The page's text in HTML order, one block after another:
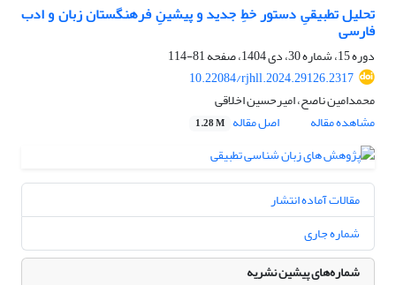
تحلیل تطبیقیِ دستور خطِ جدید و پیشینِ فرهنگستان زبان و ادب
فارسی
دوره 15، شماره 30، دی 1404، صفحه
81-114
10.22084/rjhll.2024.29126.2317
محمدامین ناصح، امیرحسین اخلاقی
مشاهده مقاله
اصل مقاله 1.28 M
مقالات آماده انتشار
شماره جاری
شماره‌های پیشین نشریه